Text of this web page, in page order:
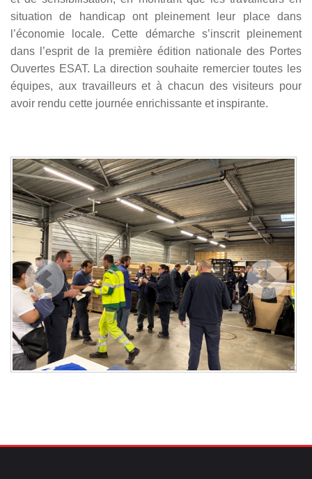
situation de handicap ont pleinement leur place dans
l’économie locale. Cette démarche s’inscrit pleinement
dans l’esprit de la première édition nationale des Portes
Ouvertes ESAT. La direction souhaite remercier toutes les
équipes, aux travailleurs et à chacun des visiteurs pour
avoir rendu cette journée enrichissante et inspirante.